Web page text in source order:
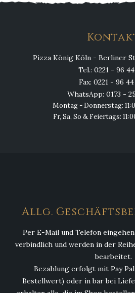
Pizza König Köln - Berliner
Tel.: 0221 - 96
Fax: 0221 - 96
WhatsApp: 0173 -
Montag - Donnerstag:
Fr, Sa, So & Feiertags:
Allg.
Per E-Mail und Telefon
verbindlich und werden in der
bearbeitet.
Bezahlung erfolgt mit Pay
Bestellwert) oder in bar bei